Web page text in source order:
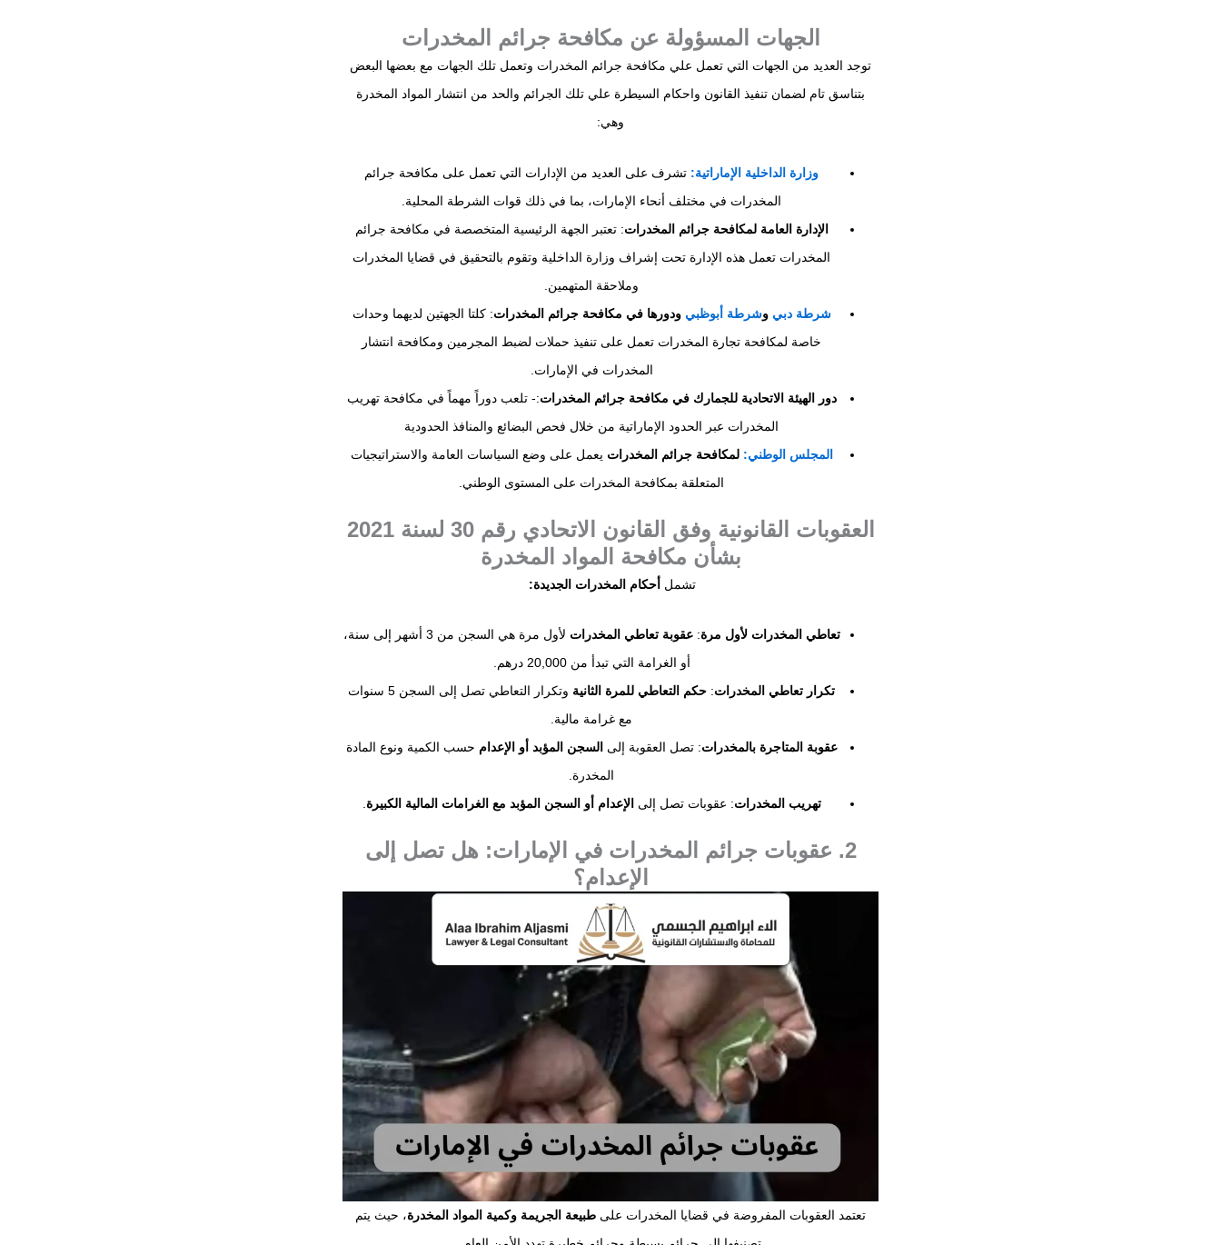
الجهات المسؤولة عن مكافحة جرائم المخدرات
توجد العديد من الجهات التي تعمل علي مكافحة جرائم المخدرات وتعمل تلك الجهات مع بعضها البعض
بتناسق تام لضمان تنفيذ القانون واحكام السيطرة علي تلك الجرائم والحد من انتشار المواد المخدرة
وهي:
وزارة الداخلية الإماراتية: تشرف على العديد من الإدارات التي تعمل على مكافحة جرائم
المخدرات في مختلف أنحاء الإمارات، بما في ذلك قوات الشرطة المحلية.
الإدارة العامة لمكافحة جرائم المخدرات: تعتبر الجهة الرئيسية المتخصصة في مكافحة جرائم
المخدرات تعمل هذه الإدارة تحت إشراف وزارة الداخلية وتقوم بالتحقيق في قضايا المخدرات
وملاحقة المتهمين.
شرطة دبي وشرطة أبوظبي ودورها في مكافحة جرائم المخدرات: كلتا الجهتين لديهما وحدات
خاصة لمكافحة تجارة المخدرات تعمل على تنفيذ حملات لضبط المجرمين ومكافحة انتشار
المخدرات في الإمارات.
دور الهيئة الاتحادية للجمارك في مكافحة جرائم المخدرات:- تلعب دوراً مهماً في مكافحة تهريب
المخدرات عبر الحدود الإماراتية من خلال فحص البضائع والمنافذ الحدودية
المجلس الوطني: لمكافحة جرائم المخدرات يعمل على وضع السياسات العامة والاستراتيجيات
المتعلقة بمكافحة المخدرات على المستوى الوطني.
العقوبات القانونية وفق القانون الاتحادي رقم 30 لسنة 2021
بشأن مكافحة المواد المخدرة
تشمل أحكام المخدرات الجديدة:
تعاطي المخدرات لأول مرة:عقوبة تعاطي المخدرات
لأول مرة هي السجن من 3 أشهر إلى سنة،
أو الغرامة التي تبدأ من 20,000 درهم.
تكرار تعاطي المخدرات: حكم التعاطي للمرة الثانية
وتكرار التعاطي تصل إلى السجن 5 سنوات
مع غرامة مالية.
عقوبة المتاجرة بالمخدرات: تصل العقوبة إلى السجن المؤبد أو الإعدام حسب الكمية ونوع المادة
المخدرة.
تهريب المخدرات: عقوبات تصل إلى الإعدام أو السجن المؤبد مع الغرامات المالية الكبيرة.
2. عقوبات جرائم المخدرات في الإمارات: هل تصل إلى
الإعدام؟
تعتمد العقوبات المفروضة في قضايا المخدرات على طبيعة الجريمة وكمية المواد المخدرة، حيث يتم